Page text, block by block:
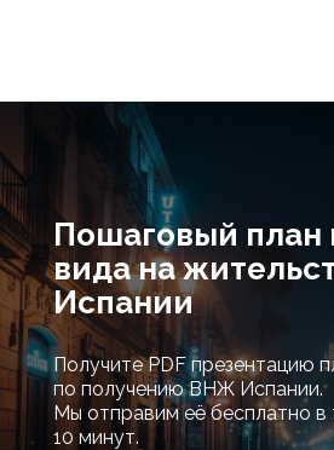
Пошаговый план
вида на
Испании
Получите PDF презентацию
по получению ВНЖ Испании.
Мы отправим её бесплатно в
10 минут.